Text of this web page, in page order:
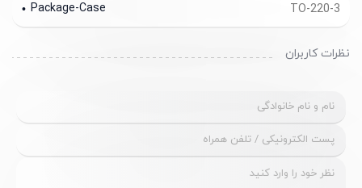
TO-220-3
Package-Case
نظرات کاربران